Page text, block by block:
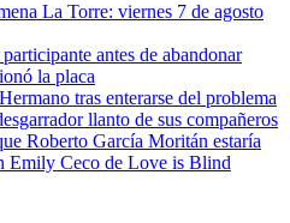
La Torre: viernes 7 de agosto
antes de abandonar
la placa
tras enterarse del problema
llanto de sus compañeros
Roberto García Moritán estaría
Emily Ceco de Love is Blind